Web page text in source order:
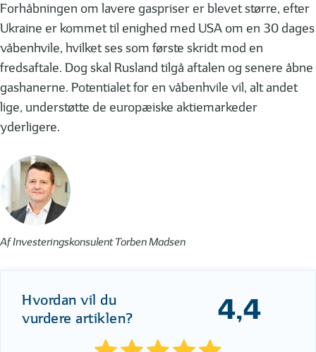
Forhåbningen om lavere gaspriser er blevet større, efter
Ukraine er kommet til enighed med USA om en 30 dages
våbenhvile, hvilket ses som første skridt mod en
fredsaftale. Dog skal Rusland tilgå aftalen og senere åbne
gashanerne. Potentialet for en våbenhvile vil, alt andet
lige, understøtte de europæiske aktiemarkeder
yderligere.
Af Investeringskonsulent Torben Madsen
Hvordan vil du
vurdere artiklen?
4,4